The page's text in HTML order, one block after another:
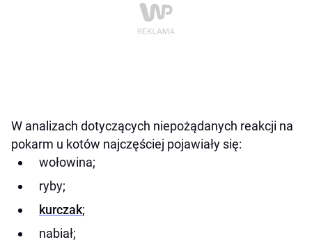
W analizach dotyczących niepożądanych reakcji na
pokarm u kotów najczęściej pojawiały się:
wołowina;
ryby;
kurczak;
nabiał;